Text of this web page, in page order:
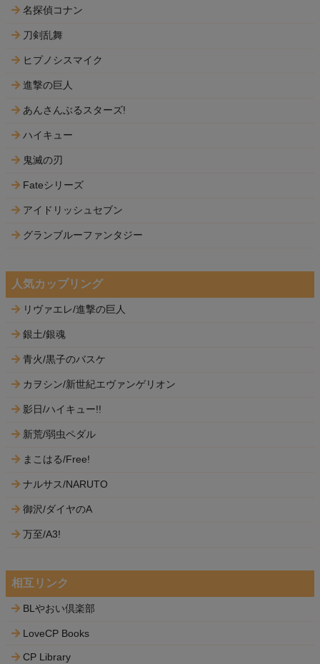
名探偵コナン
刀剣乱舞
ヒプノシスマイク
進撃の巨人
あんさんぶるスターズ!
ハイキュー
鬼滅の刃
Fateシリーズ
アイドリッシュセブン
グランブルーファンタジー
人気カップリング
リヴァエレ/進撃の巨人
銀土/銀魂
青火/黒子のバスケ
カヲシン/新世紀エヴァンゲリオン
影日/ハイキュー!!
新荒/弱虫ペダル
まこはる/Free!
ナルサス/NARUTO
御沢/ダイヤのA
万至/A3!
相互リンク
BLやおい倶楽部
LoveCP Books
CP Library